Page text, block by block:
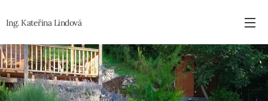
Ing. Kateřina Lindová